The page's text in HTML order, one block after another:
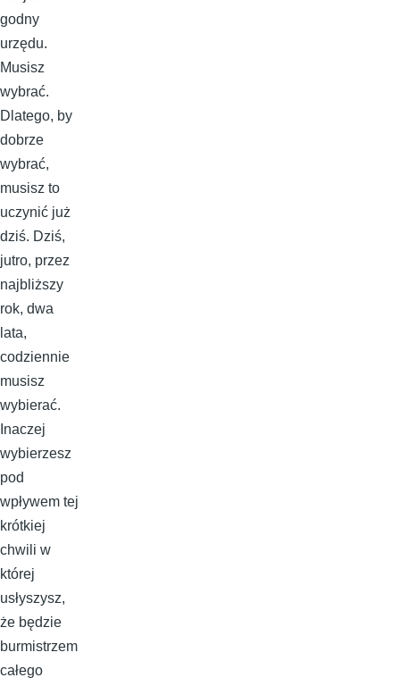
godny
urzędu.
Musisz
wybrać.
Dlatego, by
dobrze
wybrać,
musisz to
uczynić już
dziś. Dziś,
jutro, przez
najbliższy
rok, dwa
lata,
codziennie
musisz
wybierać.
Inaczej
wybierzesz
pod
wpływem tej
krótkiej
chwili w
której
usłyszysz,
że będzie
burmistrzem
całego